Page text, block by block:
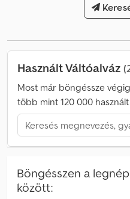
, Teherautó
emelőhöz Kamag Wiesel WBH
Diagnózis: fémforgács az
kg Megengedett össztömeg:
szélesség x magasság): 9300
Első tulajdonostól Kilométeróra
szerint): 128118 A hirdetésről
járműkínálatunkat a
újonnan feltöltött járműről e-
Hírlevelünkre! Az adatok
Használt Váltóalváz
Most már böngéssze
több mint 120 000
Böngésszen a
között: